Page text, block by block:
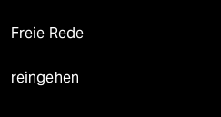
Freie Rede
reingehen